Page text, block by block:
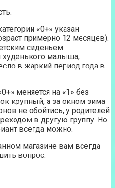
«0+» указан
примерно 12 месяцев).
сиденьем
худенького малыша,
в жаркий период года в
меняется на «1» без
крупный, а за окном зима
не обойтись, у родителей
в другую группу. Но
всегда можно.
магазине вам всегда
вопрос.